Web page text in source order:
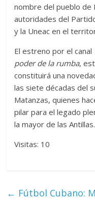
nombre del pueblo de
autoridades del
y la Uneac en el
El estreno por el canal
poder de la rumba,
constituirá una
las siete décadas del
Matanzas, quienes
pilar para el legado
la mayor de las Antillas.
Visitas: 10
← Fútbol Cubano: